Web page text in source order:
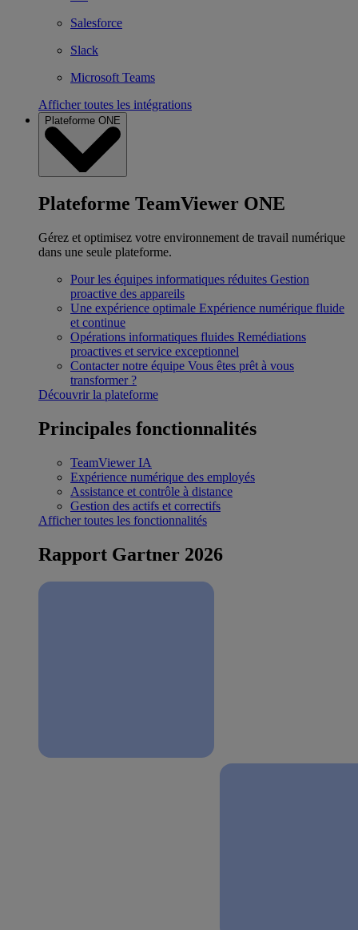
Salesforce
Slack
Microsoft Teams
Afficher toutes les intégrations
Plateforme ONE
Plateforme TeamViewer ONE
Gérez et optimisez votre environnement de travail numérique
dans une seule plateforme.
Pour les équipes informatiques réduites Gestion
proactive des appareils
Une expérience optimale Expérience numérique fluide
et continue
Opérations informatiques fluides Remédiations
proactives et service exceptionnel
Contacter notre équipe Vous êtes prêt à vous
transformer ?
Découvrir la plateforme
Principales fonctionnalités
TeamViewer IA
Expérience numérique des employés
Assistance et contrôle à distance
Gestion des actifs et correctifs
Afficher toutes les fonctionnalités
Rapport Gartner 2026